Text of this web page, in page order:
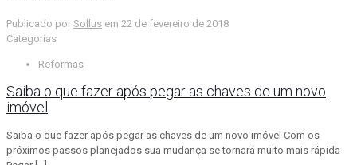
Publicado por Sollus em 22 de fevereiro de 2018
Categorias
Reformas
Saiba o que fazer após pegar as chaves de um novo
imóvel
Saiba o que fazer após pegar as chaves de um novo imóvel Com os
próximos passos planejados sua mudança se tornará muito mais rápida